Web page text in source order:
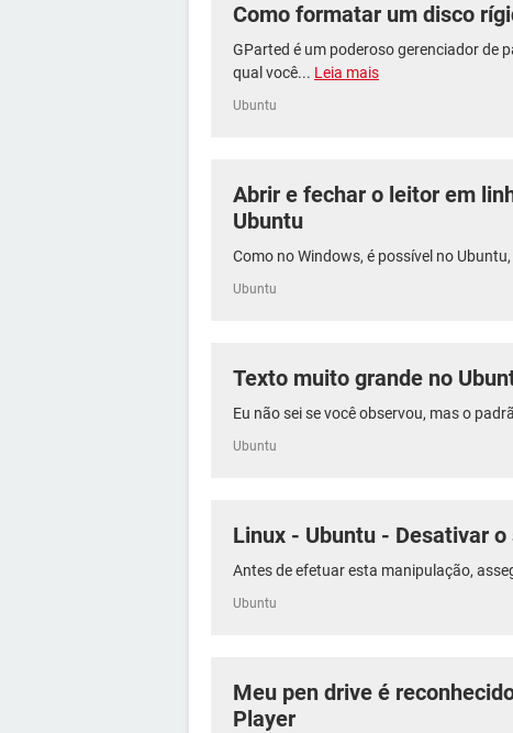
Como formatar um disco
GParted é um poderoso gerenciador de
qual você... Leia mais
Ubuntu
Abrir e fechar o leitor em
Ubuntu
Como no Windows, é possível no
Ubuntu
Texto muito grande no
Eu não sei se você observou, mas o
Ubuntu
Linux - Ubuntu - Desativar
Antes de efetuar esta manipulação,
Ubuntu
Meu pen drive é
Player